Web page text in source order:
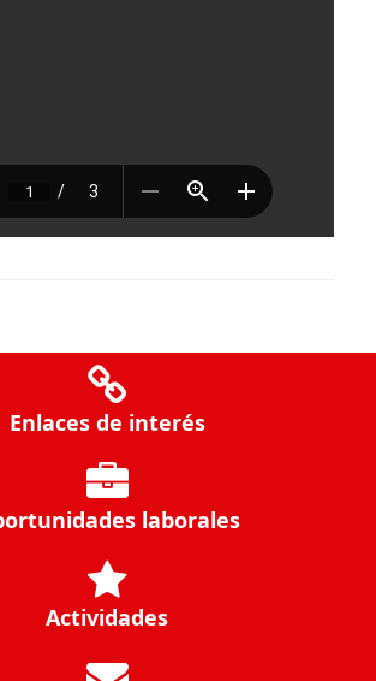
Enlaces de interés
laborales
Actividades